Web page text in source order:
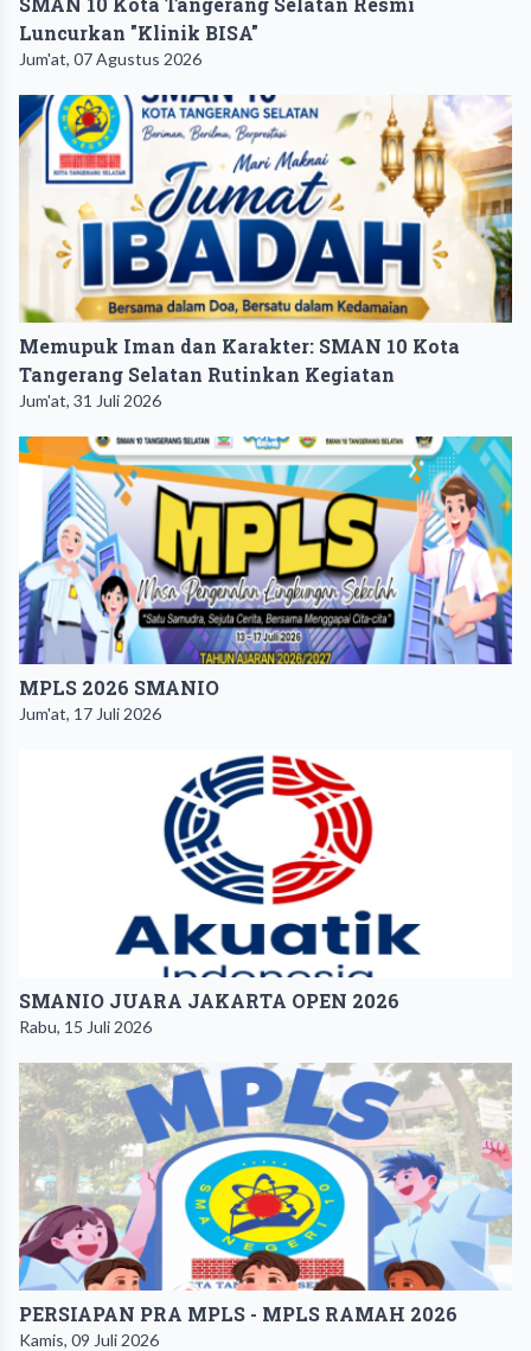
Luncurkan "Klinik BISA"
Jum'at, 07 Agustus 2026
Memupuk Iman dan Karakter: SMAN 10 Kota
Tangerang Selatan Rutinkan Kegiatan
Jum'at, 31 Juli 2026
MPLS 2026 SMANIO
Jum'at, 17 Juli 2026
SMANIO JUARA JAKARTA OPEN 2026
Rabu, 15 Juli 2026
PERSIAPAN PRA MPLS - MPLS RAMAH 2026
Kamis, 09 Juli 2026